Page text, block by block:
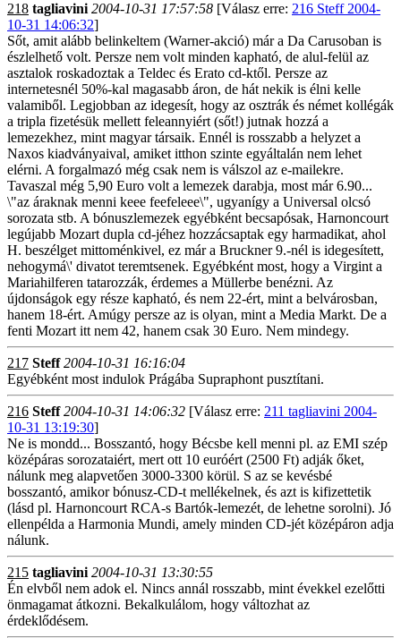
218 tagliavini 2004-10-31 17:57:58 [Válasz erre: 216 Steff 2004-
10-31 14:06:32]
Sőt, amit alább belinkeltem (Warner-akció) már a Da Carusoban is
észlelhető volt. Persze nem volt minden kapható, de alul-felül az
asztalok roskadoztak a Teldec és Erato cd-ktől. Persze az
internetesnél 50%-kal magasabb áron, de hát nekik is élni kelle
valamiből. Legjobban az idegesít, hogy az osztrák és német kollégák
a tripla fizetésük mellett feleannyiért (sőt!) jutnak hozzá a
lemezekhez, mint magyar társaik. Ennél is rosszabb a helyzet a
Naxos kiadványaival, amiket itthon szinte egyáltalán nem lehet
elérni. A forgalmazó még csak nem is válszol az e-mailekre.
Tavaszal még 5,90 Euro volt a lemezek darabja, most már 6.90...
\"az áraknak menni keee feefeleee\", ugyanígy a Universal olcsó
sorozata stb. A bónuszlemezek egyébként becsapósak, Harnoncourt
legújabb Mozart dupla cd-jéhez hozzácsaptak egy harmadikat, ahol
H. beszélget mittoménkivel, ez már a Bruckner 9.-nél is idegesített,
nehogymá\' divatot teremtsenek. Egyébként most, hogy a Virgint a
Mariahilferen tatarozzák, érdemes a Müllerbe benézni. Az
újdonságok egy része kapható, és nem 22-ért, mint a belvárosban,
hanem 18-ért. Amúgy persze az is olyan, mint a Media Markt. De a
fenti Mozart itt nem 42, hanem csak 30 Euro. Nem mindegy.
217 Steff 2004-10-31 16:16:04
Egyébként most indulok Prágába Supraphont pusztítani.
216 Steff 2004-10-31 14:06:32 [Válasz erre: 211 tagliavini 2004-
10-31 13:19:30]
Ne is mondd... Bosszantó, hogy Bécsbe kell menni pl. az EMI szép
középáras sorozataiért, mert ott 10 euróért (2500 Ft) adják őket,
nálunk meg alapvetően 3000-3300 körül. S az se kevésbé
bosszantó, amikor bónusz-CD-t mellékelnek, és azt is kifizettetik
(lásd pl. Harnoncourt RCA-s Bartók-lemezét, de lehetne sorolni). Jó
ellenpélda a Harmonia Mundi, amely minden CD-jét középáron adja
nálunk.
215 tagliavini 2004-10-31 13:30:55
Én elvből nem adok el. Nincs annál rosszabb, mint évekkel ezelőtti
önmagamat átkozni. Bekalkulálom, hogy változhat az
érdeklődésem.